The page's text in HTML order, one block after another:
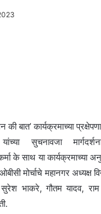
की बात’ कार्यक्रमाच्या
सुचनावजा
के साथ या
मोर्चाचे महानगर
भाकरे, गौतम यादव,